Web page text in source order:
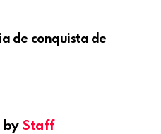
de conquista de
by Staff